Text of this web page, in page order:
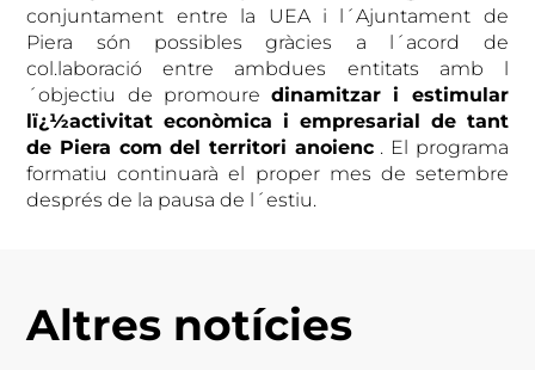
conjuntament entre la UEA i l´Ajuntament de
Piera són possibles gràcies a l´acord de
col.laboració entre ambdues entitats amb l
´objectiu de promouredinamitzar i estimular
lï¿½activitat econòmica i empresarial de tant
de Piera com del territori anoienc. El programa
formatiu continuarà el proper mes de setembre
després de la pausa de l´estiu.
Altres notícies